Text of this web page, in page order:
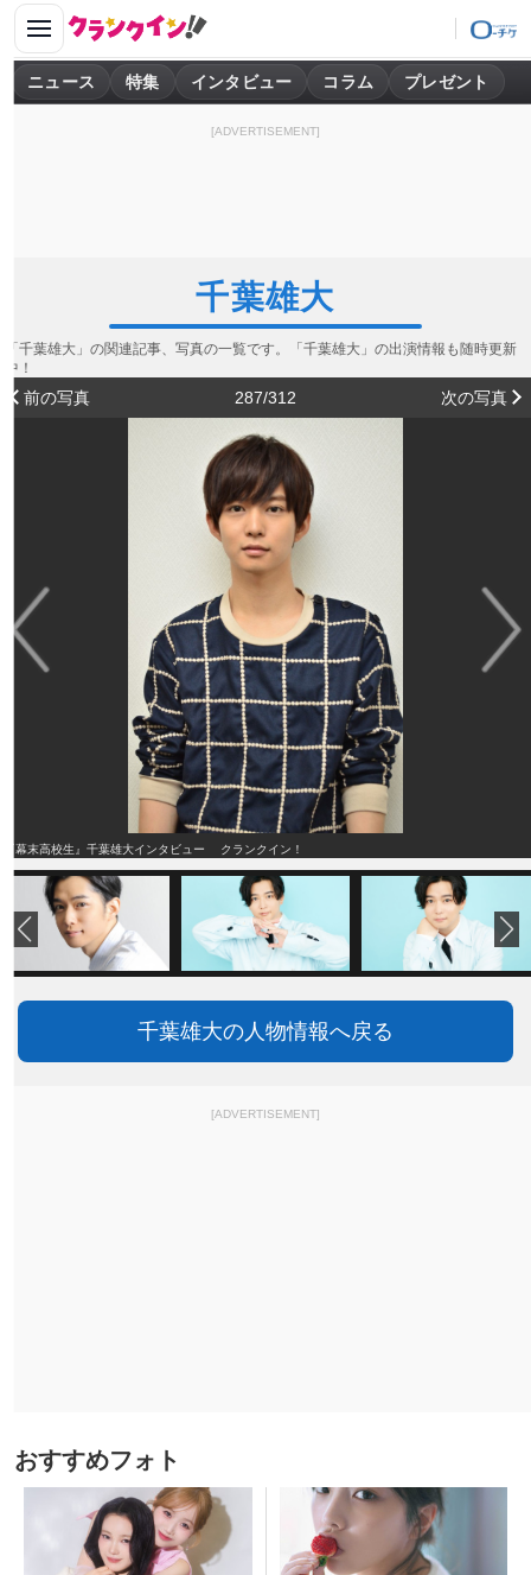
ニュース 特集 インタビュー コラム プレゼント
[ADVERTISEMENT]
千葉雄大
「千葉雄大」の関連記事、写真の一覧です。「千葉雄大」の出演情報も随時更新
中！
前の写真 287/312 次の写真
『幕末高校生』千葉雄大インタビュー クランクイン！
千葉雄大の人物情報へ戻る
[ADVERTISEMENT]
おすすめフォト